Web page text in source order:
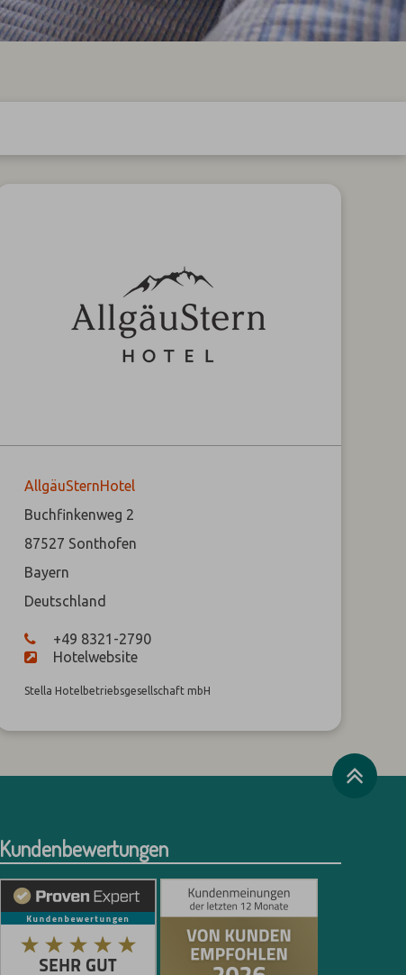
AllgäuSternHotel
Buchfinkenweg 2
87527 Sonthofen
Bayern
Deutschland
+49 8321-2790
Hotelwebsite
Stella Hotelbetriebsgesellschaft mbH
Kundenbewertungen